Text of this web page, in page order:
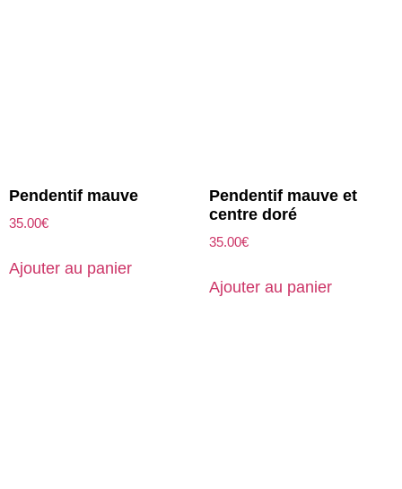
Pendentif mauve
35.00€
Ajouter au panier
Pendentif mauve et
centre doré
35.00€
Ajouter au panier